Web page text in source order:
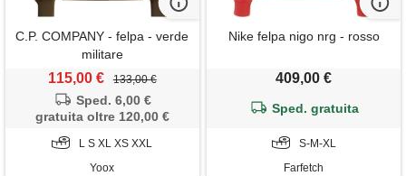
C.P. COMPANY - felpa - verde
militare
115,00 € 133,00 €
Sped. 6,00 €
gratuita oltre 120,00 €
L S XL XS XXL
Yoox
Nike felpa nigo nrg - rosso
409,00 €
Sped. gratuita
S-M-XL
Farfetch